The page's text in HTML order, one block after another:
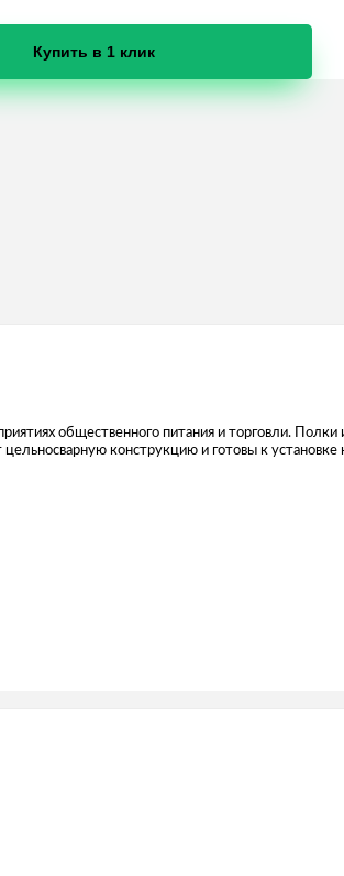
Купить в 1 клик
общественного питания и торговли.
конструкцию и готовы к установке